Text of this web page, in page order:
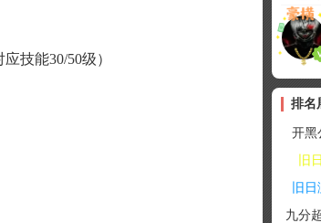
技能30/50级）
排名
开黑
旧
旧